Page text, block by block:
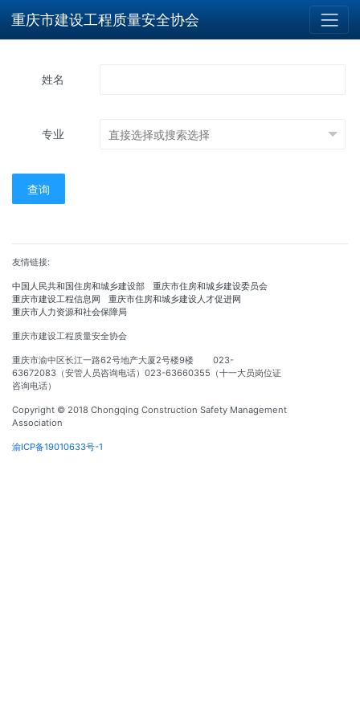
重庆市建设工程质量安全协会
姓名
专业
查询
友情链接:
中国人民共和国住房和城乡建设部
重庆市住房和城乡建设委员会
重庆市建设工程信息网
重庆市住房和城乡建设人才促进网
重庆市人力资源和社会保障局
重庆市建设工程质量安全协会
重庆市渝中区长江一路62号地产大厦2号楼9楼 023-
63672083（安管人员咨询电话）023-63660355（十一大员岗位证
咨询电话）
Copyright © 2018 Chongqing Construction Safety Management
Association
渝ICP备19010633号-1